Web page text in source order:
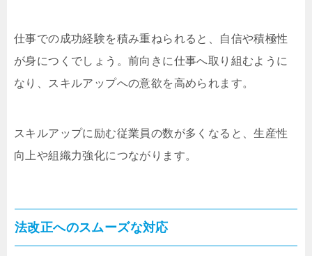
仕事での成功経験を積み重ねられると、自信や積極性
が身につくでしょう。前向きに仕事へ取り組むように
なり、スキルアップへの意欲を高められます。
スキルアップに励む従業員の数が多くなると、生産性
向上や組織力強化につながります。
法改正へのスムーズな対応